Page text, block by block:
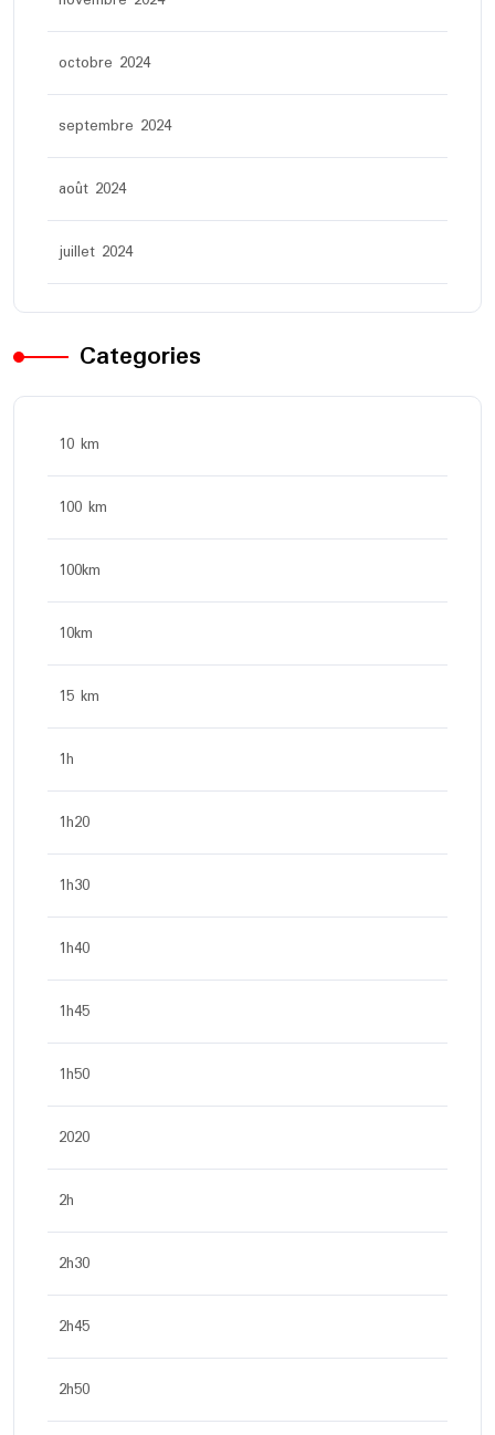
octobre 2024
septembre 2024
août 2024
juillet 2024
Categories
10 km
100 km
100km
10km
15 km
1h
1h20
1h30
1h40
1h45
1h50
2020
2h
2h30
2h45
2h50